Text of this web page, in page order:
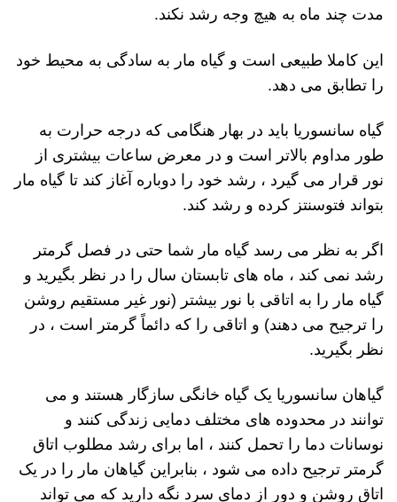
مدت چند ماه به هیچ وجه رشد نکند.
این کاملا طبیعی است و گیاه مار به سادگی به محیط خود
را تطابق می دهد.
گیاه سانسوریا باید در بهار هنگامی که درجه حرارت به
طور مداوم بالاتر است و در معرض ساعات بیشتری از
نور قرار می گیرد ، رشد خود را دوباره آغاز کند تا گیاه مار
بتواند فتوسنتز کرده و رشد کند.
اگر به نظر می رسد گیاه مار شما حتی در فصل گرمتر
رشد نمی کند ، ماه های تابستان سال را در نظر بگیرید و
گیاه مار را به اتاقی با نور بیشتر (نور غیر مستقیم روشن
را ترجیح می دهند) و اتاقی را که دائماً گرمتر است ، در
نظر بگیرید.
گیاهان سانسوریا یک گیاه خانگی سازگار هستند و می
توانند در محدوده های مختلف دمایی زندگی کنند و
نوسانات دما را تحمل کنند ، اما برای رشد مطلوب اتاق
گرمتر ترجیح داده می شود ، بنابراین گیاهان مار را در یک
اتاق روشن و دور از دمای سرد نگه دارید که می تواند